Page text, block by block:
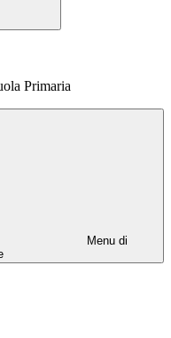
Primaria
Menu di